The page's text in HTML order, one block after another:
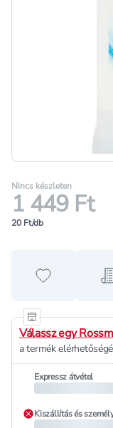
Nincs készleten
1 449 Ft
20 Ft/db
Hozzáadás a
Válassz egy
a termék
Expressz átvétel
Kiszállítás és